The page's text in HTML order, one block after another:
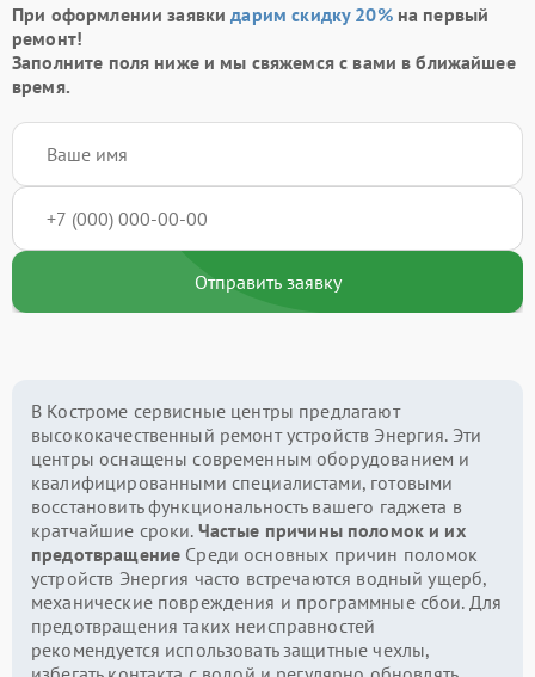
При оформлении заявкидарим скидку 20%на первый
ремонт!
Заполните поля ниже и мы свяжемся с вами в ближайшее
время.
Отправить заявку
В Костроме сервисные центры предлагают
высококачественный ремонт устройств Энергия. Эти
центры оснащены современным оборудованием и
квалифицированными специалистами, готовыми
восстановить функциональность вашего гаджета в
кратчайшие сроки. Частые причины поломок и их
предотвращение Среди основных причин поломок
устройств Энергия часто встречаются водный ущерб,
механические повреждения и программные сбои. Для
предотвращения таких неисправностей
рекомендуется использовать защитные чехлы,